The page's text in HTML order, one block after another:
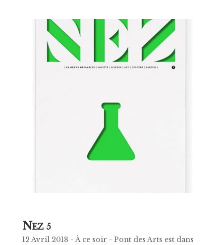
NEZ 5
12 Avril 2018 - À ce soir - Pont des Arts est dans